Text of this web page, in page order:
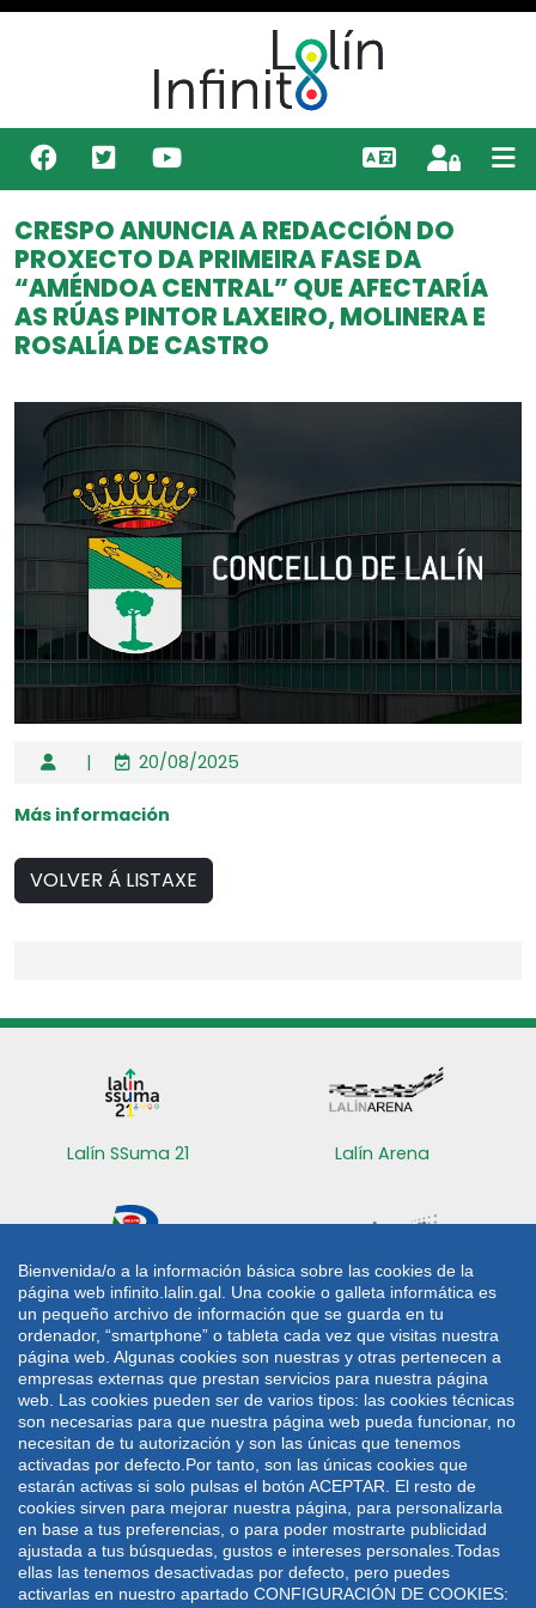
Bienvenida/o a la información básica sobre las cookies de la
página web infinito.lalin.gal. Una cookie o galleta informática es
un pequeño archivo de información que se guarda en tu
ordenador, “smartphone” o tableta cada vez que visitas nuestra
página web. Algunas cookies son nuestras y otras pertenecen a
empresas externas que prestan servicios para nuestra página
web. Las cookies pueden ser de varios tipos: las cookies técnicas
son necesarias para que nuestra página web pueda funcionar, no
necesitan de tu autorización y son las únicas que tenemos
activadas por defecto.Por tanto, son las únicas cookies que
estarán activas si solo pulsas el botón ACEPTAR. El resto de
cookies sirven para mejorar nuestra página, para personalizarla
en base a tus preferencias, o para poder mostrarte publicidad
ajustada a tus búsquedas, gustos e intereses personales.Todas
ellas las tenemos desactivadas por defecto, pero puedes
activarlas en nuestro apartado CONFIGURACIÓN DE COOKIES:
CRESPO ANUNCIA A REDACCIÓN DO
PROXECTO DA PRIMEIRA FASE DA
“AMÉNDOA CENTRAL” QUE AFECTARÍA
AS RÚAS PINTOR LAXEIRO, MOLINERA E
ROSALÍA DE CASTRO
| 20/08/2025
Más información
VOLVER Á LISTAXE
Lalín SSuma 21 Lalín Arena
Radio Lalín Sede electrónica
CONTACTO
Plaza de Galicia 1
36500 Lalín
986 787 060
986 782 042
lalin@lalin.gal
Mapa web Aviso legal
Política de privacidade
Política de cookies
Deseño e desenvolvemento: UTE VODAFONE -